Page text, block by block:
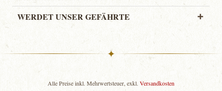
WERDET UNSER GEFÄHRTE
✦
Alle Preise inkl. Mehrwertsteuer, exkl. Versandkosten